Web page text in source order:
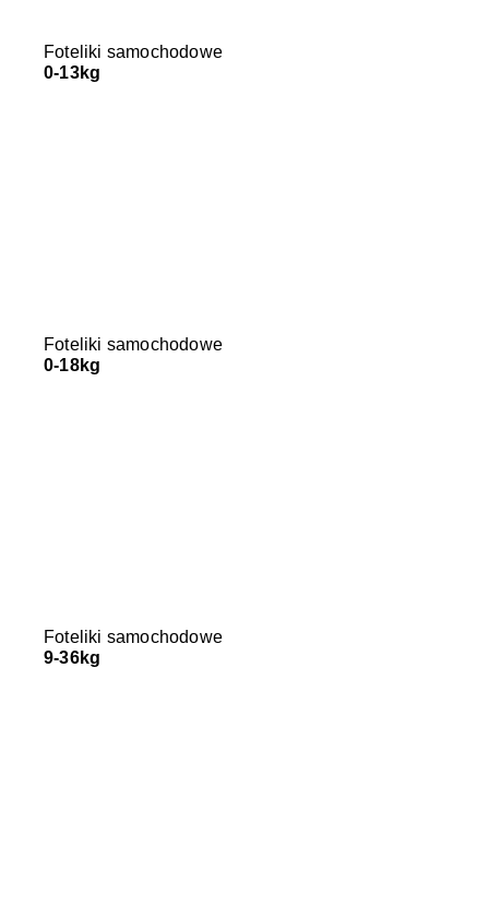
Foteliki samochodowe
0-13kg
Foteliki samochodowe
0-18kg
Foteliki samochodowe
9-36kg